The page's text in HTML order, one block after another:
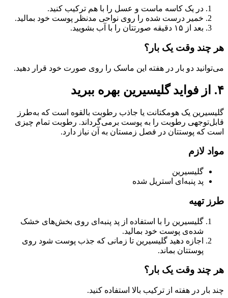
در یک کاسه ماست و عسل را با هم ترکیب کنید.
خمیر درست شده را روی نواحی مدنظر پوست خود بمالید.
بعد از ۱۵ دقیقه صورتتان را با آب بشویید.
هر چند وقت یک بار؟
می‌توانید دو بار در هفته این ماسک را روی صورت خود قرار دهید.
۴. از فواید گلیسیرین بهره ببرید
گلیسیرین یک هومکتانت یا جاذب رطوبت بالقوه است که به‌طرز
قابل‌توجهی رطوبت را به پوست برمی‌گرداند‌. رطوبت تمام چیزی
است که پوستتان در فصل زمستان به آن نیاز دارد.
مواد لازم
گلیسیرین
پد پنبه‌ای استریل شده
طرز تهیه
گلیسیرین را با استفاده از پد پنبه‌ای روی بخش‌های خشک
شده‌ی پوست خود بمالید.
اجازه دهید گلیسیرین تا زمانی که جذب پوست شود روی
پوستتان بماند‌.
هر چند وقت یک بار؟
چند بار در هفته از ترکیب بالا استفاده کنید.